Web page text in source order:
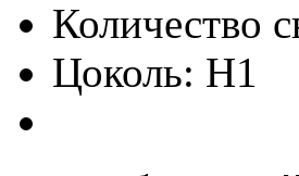
Количество
Цоколь: H1